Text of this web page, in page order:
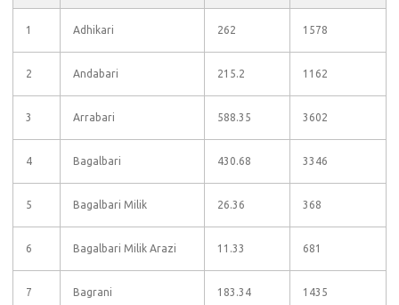
1 Adhikari 262 1578
2 Andabari 215.2 1162
3 Arrabari 588.35 3602
4 Bagalbari 430.68 3346
5 Bagalbari Milik 26.36 368
6 Bagalbari Milik Arazi 11.33 681
7 Bagrani 183.34 1435